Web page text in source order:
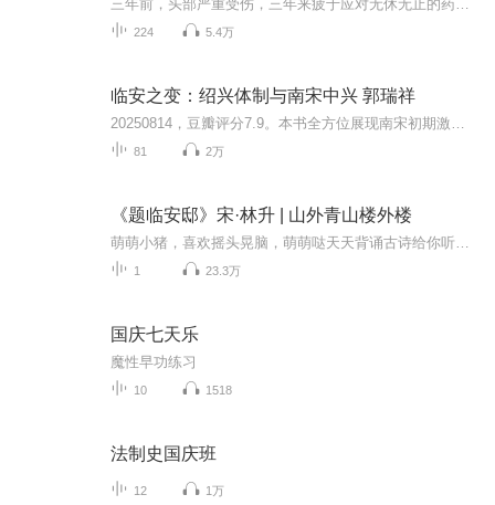
224 5.4万
临安之变：绍兴体制与南宋中兴 郭瑞祥
81 2万
《题临安邸》宋·林升 | 山外青山楼外楼
1 23.3万
国庆七天乐
魔性早功练习
10 1518
法制史国庆班
12 1万